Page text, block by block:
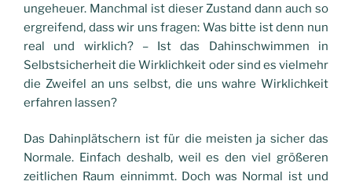
ungeheuer. Manchmal ist dieser Zustand dann auch so
ergreifend, dass wir uns fragen: Was bitte ist denn nun
real und wirklich? – Ist das Dahinschwimmen in
Selbstsicherheit die Wirklichkeit oder sind es vielmehr
die Zweifel an uns selbst, die uns wahre Wirklichkeit
erfahren lassen?
Das Dahinplätschern ist für die meisten ja sicher das
Normale. Einfach deshalb, weil es den viel größeren
zeitlichen Raum einnimmt. Doch was Normal ist und